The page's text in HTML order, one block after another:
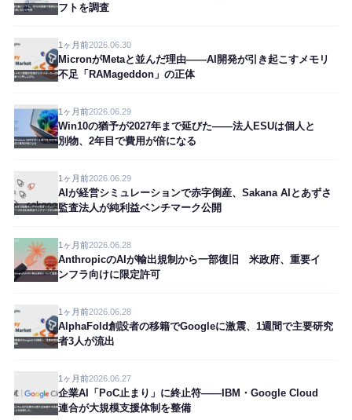
フトを調査
1ヶ月前2026.06.30
MicronがMetaと並んだ理由——AI開発が引き起こすメモリ
不足「RAMageddon」の正体
1ヶ月前2026.06.29
Win10の猶予が2027年まで延びた——法人ESUは個人と
別物、2年目で費用が倍になる
1ヶ月前2026.06.29
AIが経営シミュレーションで赤字倒産、Sakana AIとあずさ
監査法人が純利益ベンチマーク公開
1ヶ月前2026.06.28
AnthropicのAIが輸出規制から一部復旧 米政府、重要イ
ンフラ向けに限定許可
1ヶ月前2026.06.28
AlphaFold創設者の移籍でGoogleに激震、1週間で主要研究
者3人が流出
1ヶ月前2026.06.27
企業AI「PoC止まり」に終止符——IBM・Google Cloud
連合が大規模支援体制を整備